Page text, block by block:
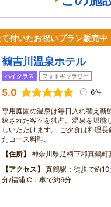
付いたお祝いプラン販売中
鶴吉川温泉ホテル
ハイクラス フォトギャラリー
5.0 6件
専用庭園の温泉は毎日入れ替え新
練された客室を独占。温泉を堪能
しいただけます。 ご夕食は料理
たコース料理。
住所
神奈川県足柄下郡真鶴町
アクセス
真鶴駅：徒歩で約
分/福浦IC：車で約6分